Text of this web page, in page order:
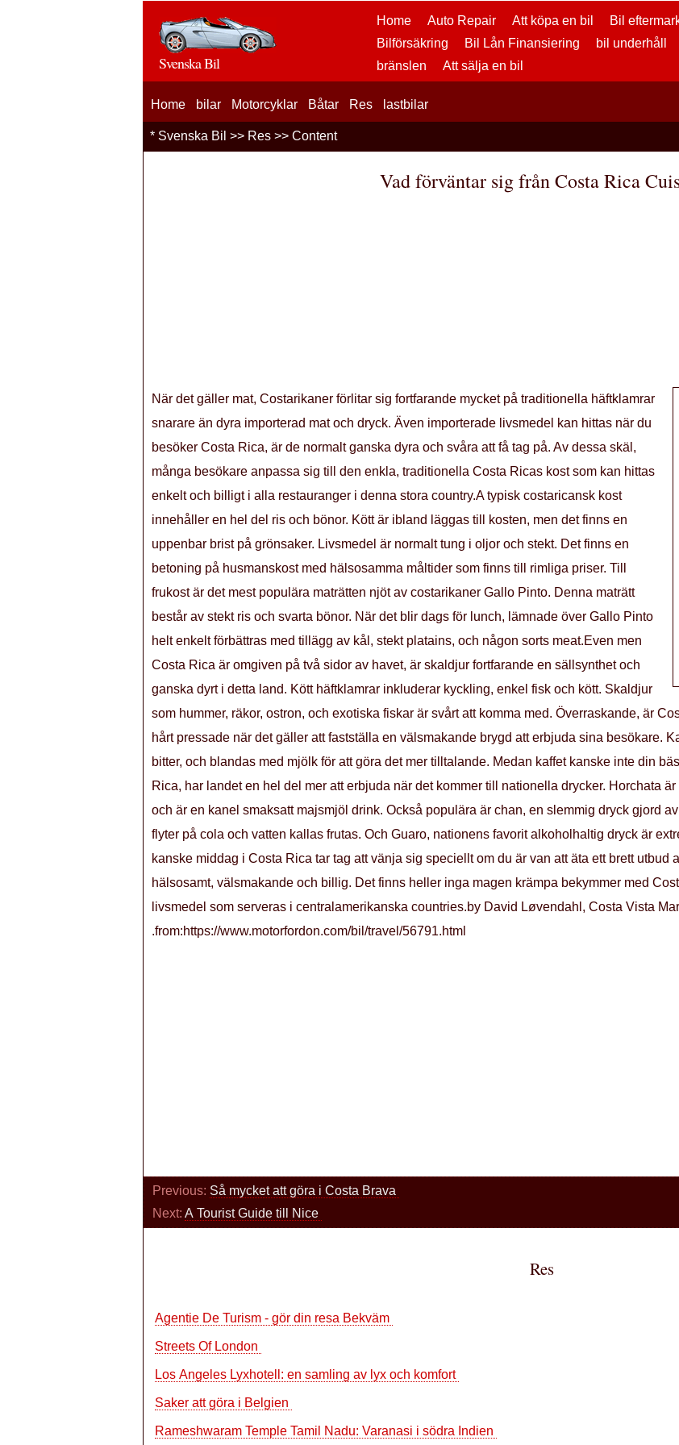
Home Auto Repair Att köpa en bil Bil
Bilförsäkring
Bil Lån Finansiering bil underhåll
bränslen
Att sälja en bil
Svenska Bil
Home bilar Motorcyklar Båtar Res lastbilar
* Svenska Bil >> Res >> Content
Vad förväntar sig från Costa Rica
När det gäller mat, Costarikaner förlitar sig fortfarande mycket på traditionella häftklamrar
snarare än dyra importerad mat och dryck. Även importerade livsmedel kan hittas när du
besöker Costa Rica, är de normalt ganska dyra och svåra att få tag på. Av dessa skäl,
många besökare anpassa sig till den enkla, traditionella Costa Ricas kost som kan hittas
enkelt och billigt i alla restauranger i denna stora country.A typisk costaricansk kost
innehåller en hel del ris och bönor. Kött är ibland läggas till kosten, men det finns en
uppenbar brist på grönsaker. Livsmedel är normalt tung i oljor och stekt. Det finns en
betoning på husmanskost med hälsosamma måltider som finns till rimliga priser. Till
frukost är det mest populära maträtten njöt av costarikaner Gallo Pinto. Denna maträtt
består av stekt ris och svarta bönor. När det blir dags för lunch, lämnade över Gallo Pinto
helt enkelt förbättras med tillägg av kål, stekt platains, och någon sorts meat.Even men
Costa Rica är omgiven på två sidor av havet, är skaldjur fortfarande en sällsynthet och
ganska dyrt i detta land. Kött häftklamrar inkluderar kyckling, enkel fisk och kött. Skaldjur
som hummer, räkor, ostron, och exotiska fiskar är svårt att komma med. Överraskande, är
hårt pressade när det gäller att fastställa en välsmakande brygd att erbjuda sina besökare.
bitter, och blandas med mjölk för att göra det mer tilltalande. Medan kaffet kanske inte din
Rica, har landet en hel del mer att erbjuda när det kommer till nationella drycker. Horchata
och är en kanel smaksatt majsmjöl drink. Också populära är chan, en slemmig dryck gjord
flyter på cola och vatten kallas frutas. Och Guaro, nationens favorit alkoholhaltig dryck är
kanske middag i Costa Rica tar tag att vänja sig speciellt om du är van att äta ett brett utbud
hälsosamt, välsmakande och billig. Det finns heller inga magen krämpa bekymmer med
livsmedel som serveras i centralamerikanska countries.by David Løvendahl, Costa Vista
.from:https://www.motorfordon.com/bil/travel/56791.html
Previous: Så mycket att göra i Costa Brava
Next: A Tourist Guide till Nice
Res
Agentie De Turism - gör din resa Bekväm
Streets Of London
Los Angeles Lyxhotell: en samling av lyx och komfort
Saker att göra i Belgien
Rameshwaram Temple Tamil Nadu: Varanasi i södra Indien